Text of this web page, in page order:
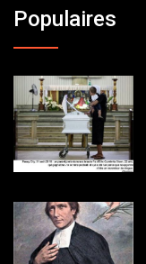
Populaires